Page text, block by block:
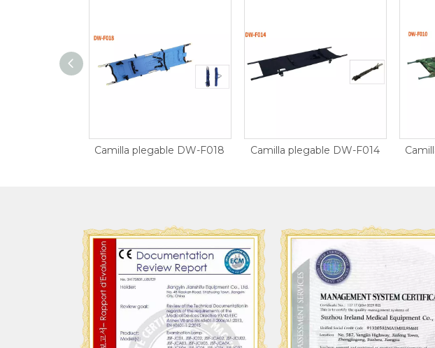
plegable DW-F018 Camilla plegable DW-F014 Camilla plegable DW-F010